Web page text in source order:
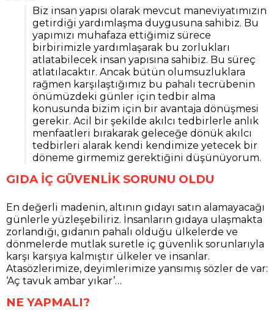
Biz insan yapısı olarak mevcut maneviyatımızın
getirdiği yardımlaşma duygusuna sahibiz. Bu
yapımızı muhafaza ettiğimiz sürece
birbirimizle yardımlaşarak bu zorlukları
atlatabilecek insan yapısına sahibiz. Bu süreç
atlatılacaktır. Ancak bütün olumsuzluklara
rağmen karşılaştığımız bu pahalı tecrübenin
önümüzdeki günler için tedbir alma
konusunda bizim için bir avantaja dönüşmesi
gerekir. Acil bir şekilde akılcı tedbirlerle anlık
menfaatleri bırakarak geleceğe dönük akılcı
tedbirleri alarak kendi kendimize yetecek bir
döneme girmemiz gerektiğini düşünüyorum.
GIDA İÇ GÜVENLİK SORUNU OLDU
En değerli madenin, altının gıdayı satın alamayacağı
günlerle yüzleşebiliriz. İnsanların gıdaya ulaşmakta
zorlandığı, gıdanın pahalı olduğu ülkelerde ve
dönmelerde mutlak suretle iç güvenlik sorunlarıyla
karşı karşıya kalmıştır ülkeler ve insanlar.
Atasözlerimize, deyimlerimize yansımış sözler de var:
‘Aç tavuk ambar yıkar’…
NE YAPMALI?